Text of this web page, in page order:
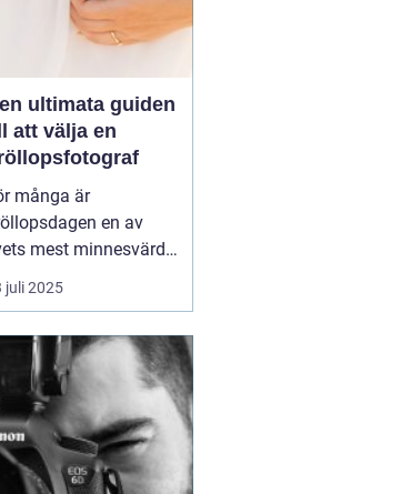
ultimata guiden
att välja en
många är
en av
mest minnesvärda
en dag fylld av
glädje och
ögonblick genom
är därför av
betydelse. Men h...
juli 2025